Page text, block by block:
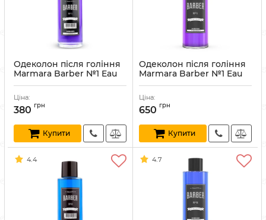
Одеколон після гоління
Marmara Barber №1 Eau
Артикул:
Ціна:
380 грн
Купити
Одеколон після гоління
Marmara Barber №1 Eau
Артикул:
Ціна:
650 грн
Купити
4.4 4.7